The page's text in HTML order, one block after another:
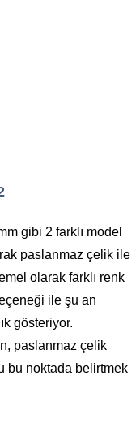
gibi 2 farklı model
paslanmaz çelik ile
olarak farklı renk
ile şu an
gösteriyor.
paslanmaz çelik
bu noktada belirtmek